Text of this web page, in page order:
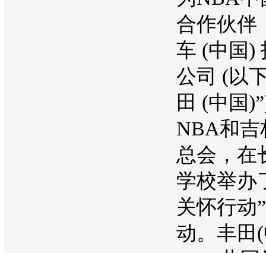
合作伙伴
车 (中国)
公司 (以
田 (中国
NBA和吉
总会，在
学校举办
关怀行动
动。 丰田